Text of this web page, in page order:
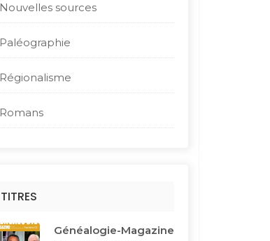
Nouvelles sources
Paléographie
Régionalisme
Romans
TITRES
Généalogie-Magazine